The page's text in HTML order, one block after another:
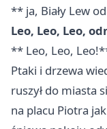
** ja, Biały Lew
Leo, Leo, Leo,
** Leo, Leo,
Ptaki i drzewa
ruszył do miasta
na placu Piotra